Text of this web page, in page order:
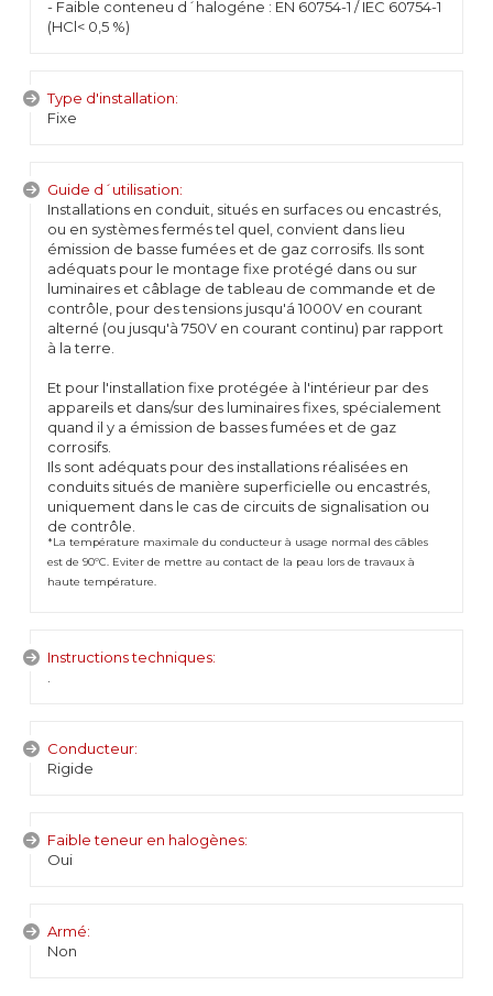
- Faible conteneu d´halogéne : EN 60754-1 / IEC 60754-1
(HCl< 0,5 %)
Type d'installation:
Fixe
Guide d´utilisation:
Installations en conduit, situés en surfaces ou encastrés,
ou en systèmes fermés tel quel, convient dans lieu
émission de basse fumées et de gaz corrosifs. Ils sont
adéquats pour le montage fixe protégé dans ou sur
luminaires et câblage de tableau de commande et de
contrôle, pour des tensions jusqu'á 1000V en courant
alterné (ou jusqu'à 750V en courant continu) par rapport
à la terre.
Et pour l'installation fixe protégée à l'intérieur par des
appareils et dans/sur des luminaires fixes, spécialement
quand il y a émission de basses fumées et de gaz
corrosifs.
Ils sont adéquats pour des installations réalisées en
conduits situés de manière superficielle ou encastrés,
uniquement dans le cas de circuits de signalisation ou
de contrôle.
*La température maximale du conducteur à usage normal des câbles
est de 90ºC. Eviter de mettre au contact de la peau lors de travaux à
haute température.
Instructions techniques:
Conducteur:
Rigide
Faible teneur en halogènes:
Oui
Armé:
Non